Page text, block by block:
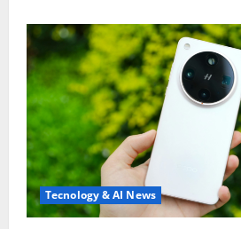
17T
Series
FCC
पर
स्पॉट:
6360mAh
बैटरी
और
100W
फास्ट
चार्जिंग
के
जल्द
मार्केट
में
Tecnology & AI News